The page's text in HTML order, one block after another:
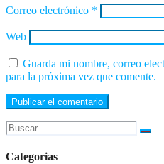
Correo electrónico *
Web
Guarda mi nombre, correo
para la próxima vez que comente.
Categorias